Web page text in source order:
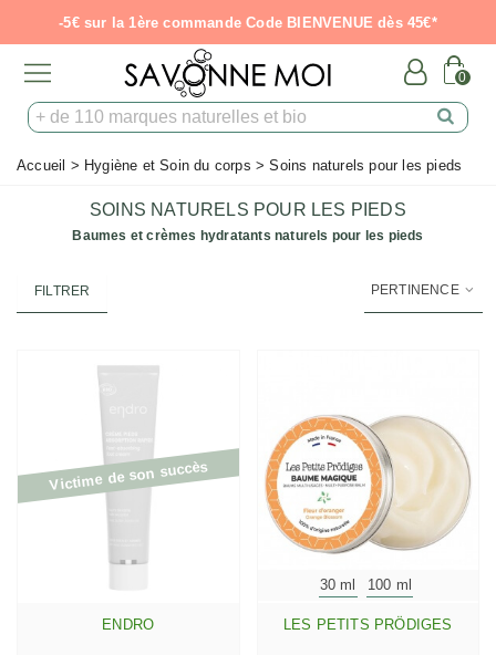
-5€ sur la 1ère commande Code BIENVENUE dès 45€*
0
Accueil > Hygiène et Soin du corps > Soins naturels pour les pieds
SOINS NATURELS POUR LES PIEDS
Baumes et crèmes hydratants naturels pour les pieds
FILTRER PERTINENCE
Victime de son succès
ENDRO
30 ml 100 ml
LES PETITS PRÖDIGES